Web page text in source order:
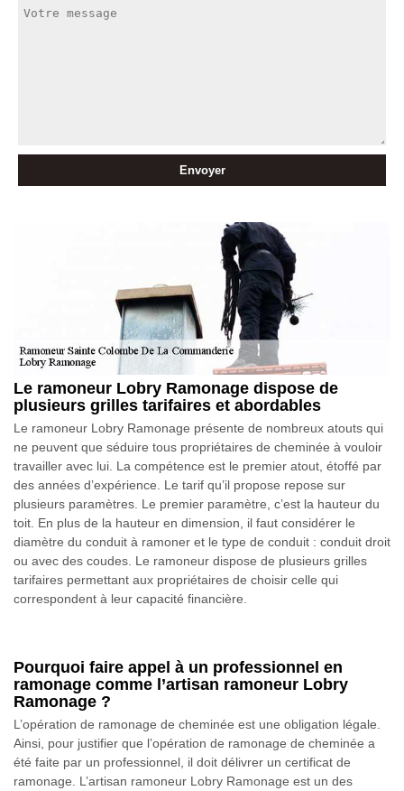
Le ramoneur Lobry Ramonage dispose de
plusieurs grilles tarifaires et abordables
Le ramoneur Lobry Ramonage présente de nombreux atouts qui
ne peuvent que séduire tous propriétaires de cheminée à vouloir
travailler avec lui. La compétence est le premier atout, étoffé par
des années d’expérience. Le tarif qu’il propose repose sur
plusieurs paramètres. Le premier paramètre, c’est la hauteur du
toit. En plus de la hauteur en dimension, il faut considérer le
diamètre du conduit à ramoner et le type de conduit : conduit droit
ou avec des coudes. Le ramoneur dispose de plusieurs grilles
tarifaires permettant aux propriétaires de choisir celle qui
correspondent à leur capacité financière.
Pourquoi faire appel à un professionnel en
ramonage comme l’artisan ramoneur Lobry
Ramonage ?
L’opération de ramonage de cheminée est une obligation légale.
Ainsi, pour justifier que l’opération de ramonage de cheminée a
été faite par un professionnel, il doit délivrer un certificat de
ramonage. L’artisan ramoneur Lobry Ramonage est un des